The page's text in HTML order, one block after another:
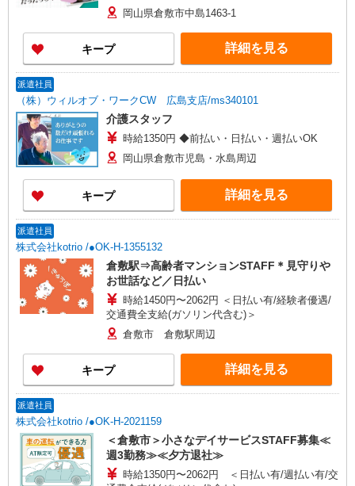
深夜手当:300円/時間 （18:00〜翌07:59の時間
帯） ・ICT手当:2,000円/月 ・深夜割増は別途支給
・ケア→ケアの移動時間も賃金（時給）を支給 ※
特定事業所加算手当:60円/時間含む ※給与幅は資
格・経験等による
岡山県倉敷市中島1463-1
キープ 詳細を見る
派遣社員
（株）ウィルオブ・ワークCW 広島支店/ms340101
介護スタッフ
時給1350円 ◆前払い・日払い・週払いOK
岡山県倉敷市児島・水島周辺
キープ 詳細を見る
派遣社員
株式会社kotrio /●OK-H-1355132
倉敷駅⇒高齢者マンションSTAFF＊見守りや
お世話など／日払い
時給1450円〜2062円 ＜日払い有/経験者優遇/
交通費全支給(ガソリン代含む)＞
倉敷市 倉敷駅周辺
キープ 詳細を見る
派遣社員
株式会社kotrio /●OK-H-2021159
＜倉敷市＞小さなデイサービスSTAFF募集≪
週3勤務≫≪夕方退社≫
時給1350円〜2062円 ＜日払い有/週払い有/交